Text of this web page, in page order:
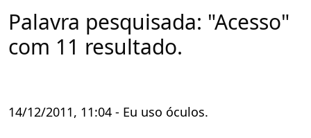
Palavra pesquisada: "Acesso"
com 11 resultado.
14/12/2011, 11:04 - Eu uso óculos.